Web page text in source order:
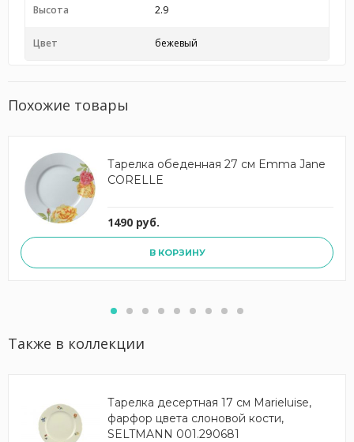
Высота 2.9
Цвет бежевый
Похожие товары
Тарелка обеденная 27 см Emma Jane
CORELLE
1490 руб.
В КОРЗИНУ
Также в коллекции
Тарелка десертная 17 см Marieluise,
фарфор цвета слоновой кости,
SELTMANN 001.290681